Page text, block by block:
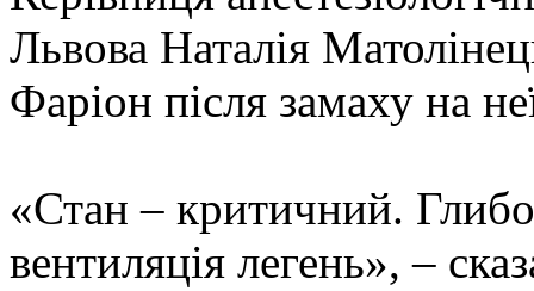
Львова Наталія
Фаріон після замаху на
«Стан – критичний.
вентиляція легень», –